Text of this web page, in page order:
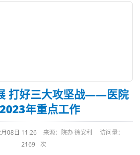
打好三大攻坚战——医院
年重点工作
08日 11:26
来源：院办 徐安利 访问量：
2169
次